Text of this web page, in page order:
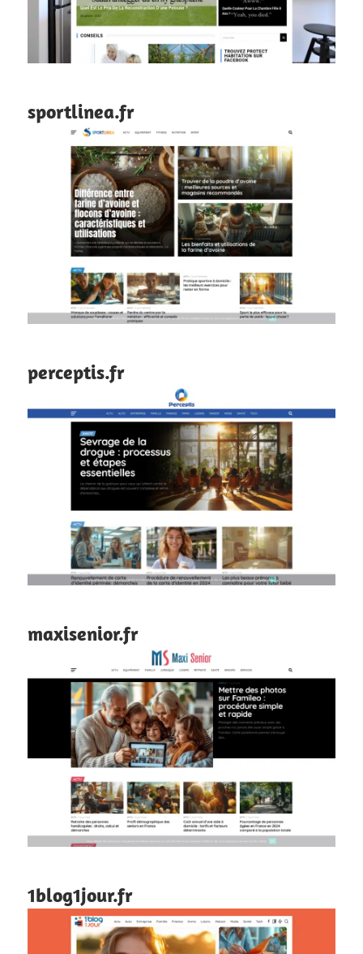
sportlinea.fr
perceptis.fr
maxisenior.fr
1blog1jour.fr